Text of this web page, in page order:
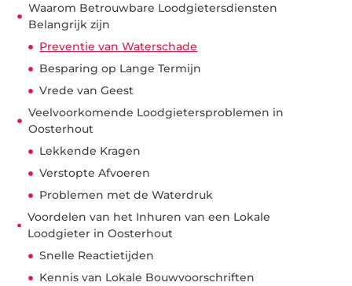
Waarom Betrouwbare Loodgietersdiensten
Belangrijk zijn
Preventie van Waterschade
Besparing op Lange Termijn
Vrede van Geest
Veelvoorkomende Loodgietersproblemen in
Oosterhout
Lekkende Kragen
Verstopte Afvoeren
Problemen met de Waterdruk
Voordelen van het Inhuren van een Lokale
Loodgieter in Oosterhout
Snelle Reactietijden
Kennis van Lokale Bouwvoorschriften